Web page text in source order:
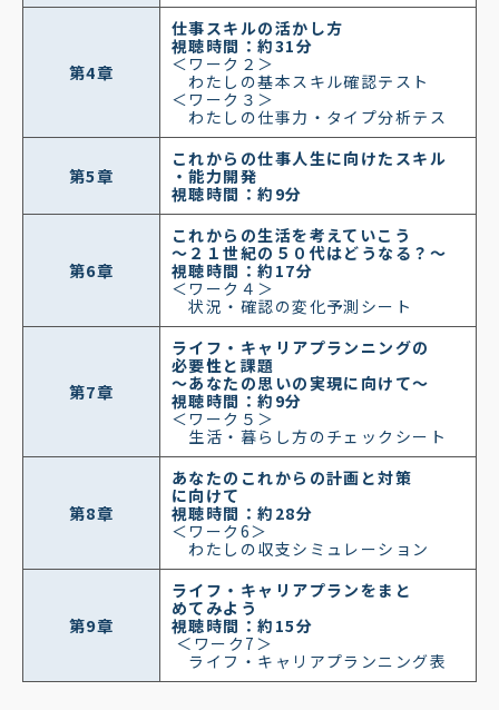
第4章
仕事スキルの活かし方
視聴時間：約31分
＜ワーク２＞
わたしの基本スキル確認テスト
＜ワーク３＞
わたしの仕事力・タイプ分析テス
第5章
これからの仕事人生に向けたスキル
・能力開発
視聴時間：約9分
第6章
これからの生活を考えていこう
～２１世紀の５０代はどうなる？～
視聴時間：約17分
＜ワーク４＞
状況・確認の変化予測シート
第7章
ライフ・キャリアプランニングの
必要性と課題
～あなたの思いの実現に向けて～
視聴時間：約9分
＜ワーク５＞
生活・暮らし方のチェックシート
第8章
あなたのこれからの計画と対策
に向けて
視聴時間：約28分
＜ワーク6＞
わたしの収支シミュレーション
第9章
ライフ・キャリアプランをまと
めてみよう
視聴時間：約15分
＜ ワーク7＞
ライフ・キャリアプランニング表